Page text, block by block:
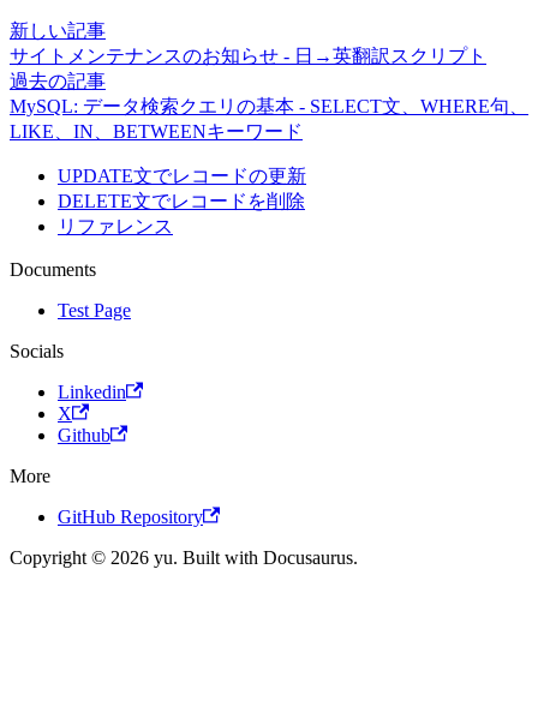
新しい記事
サイトメンテナンスのお知らせ - 日→英翻訳スクリプト
過去の記事
MySQL: データ検索クエリの基本 - SELECT文、WHERE句、
LIKE、IN、BETWEENキーワード
UPDATE文でレコードの更新
DELETE文でレコードを削除
リファレンス
Documents
Test Page
Socials
Linkedin
X
Github
More
GitHub Repository
Copyright © 2026 yu. Built with Docusaurus.